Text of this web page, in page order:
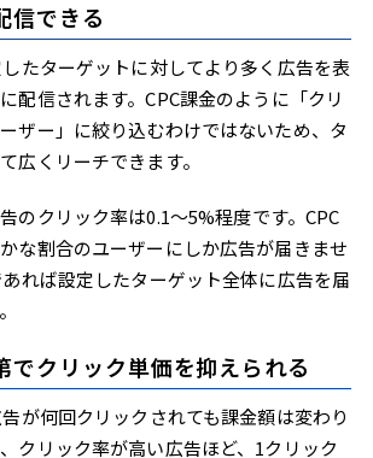
信できる
たターゲットに対してより多く広告を表
配信されます。CPC課金のように「クリ
ザー」に絞り込むわけではないため、タ
広くリーチできます。
のクリック率は0.1〜5%程度です。CPC
な割合のユーザーにしか広告が届きませ
れば設定したターゲット全体に広告を届
でクリック単価を抑えられる
が何回クリックされても課金額は変わり
クリック率が高い広告ほど、1クリック